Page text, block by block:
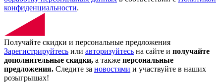
конфиденциальности.
Получайте скидки и персональные предложения
Зарегистрируйтесь или авторизуйтесь на сайте и получайте
дополнительные скидки, а также персональные
предложения. Следите за новостями и участвуйте в наших
розыгрышах!